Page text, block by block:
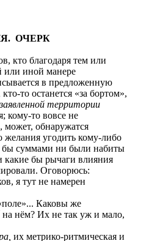
ОЧЕРК
кто благодаря тем или
или иной манере
в предложенную
то останется «за бортом»,
заявленной территории
кому-то вовсе не
может, обнаружатся
угодить кому-либо
бы суммами ни были набиты
какие бы рычаги влияния
Оговорюсь:
я тут не намерен
Каковы же
на нём? Их не так уж и мало,
их метрико-ритмическая и